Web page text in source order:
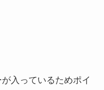
入っているためポイ